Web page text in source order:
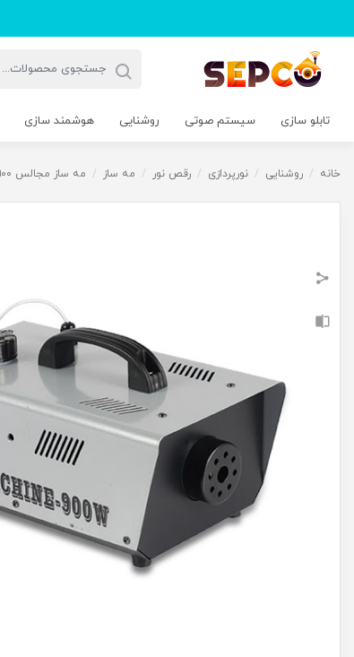
تابلو سازی سیستم صوتی روشنایی هوشمند سازی
خانه / روشنایی / نورپردازی / رقص نور / مه ساز / مه ساز مجالس ۹۰۰ وات